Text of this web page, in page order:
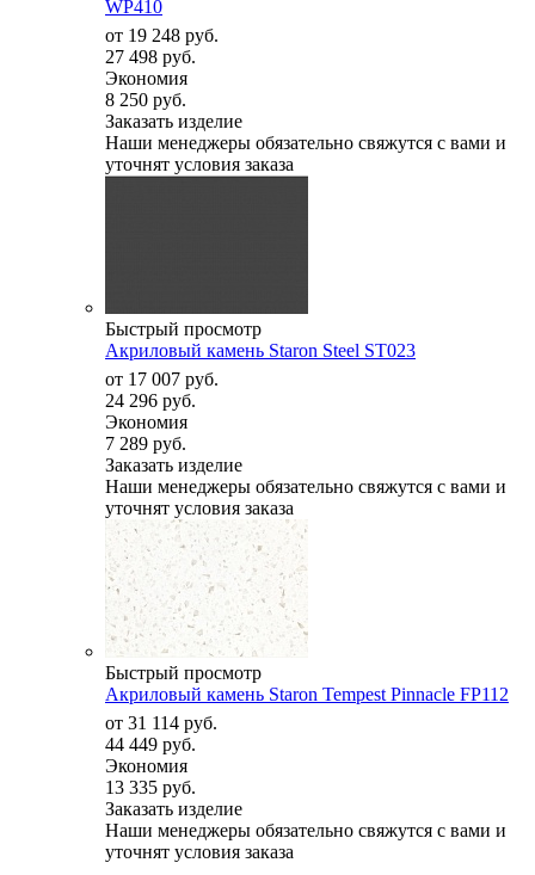
WP410
от 19 248 руб.
27 498 руб.
Экономия
8 250 руб.
Заказать изделие
Наши менеджеры обязательно свяжутся с вами и
уточнят условия заказа
Быстрый просмотр
Акриловый камень Staron Steel ST023
от 17 007 руб.
24 296 руб.
Экономия
7 289 руб.
Заказать изделие
Наши менеджеры обязательно свяжутся с вами и
уточнят условия заказа
Быстрый просмотр
Акриловый камень Staron Tempest Pinnacle FP112
от 31 114 руб.
44 449 руб.
Экономия
13 335 руб.
Заказать изделие
Наши менеджеры обязательно свяжутся с вами и
уточнят условия заказа